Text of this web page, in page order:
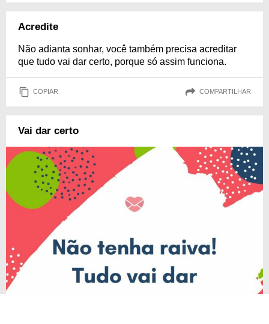
Acredite
Não adianta sonhar, você também precisa acreditar
que tudo vai dar certo, porque só assim funciona.
COPIAR COMPARTILHAR
Vai dar certo